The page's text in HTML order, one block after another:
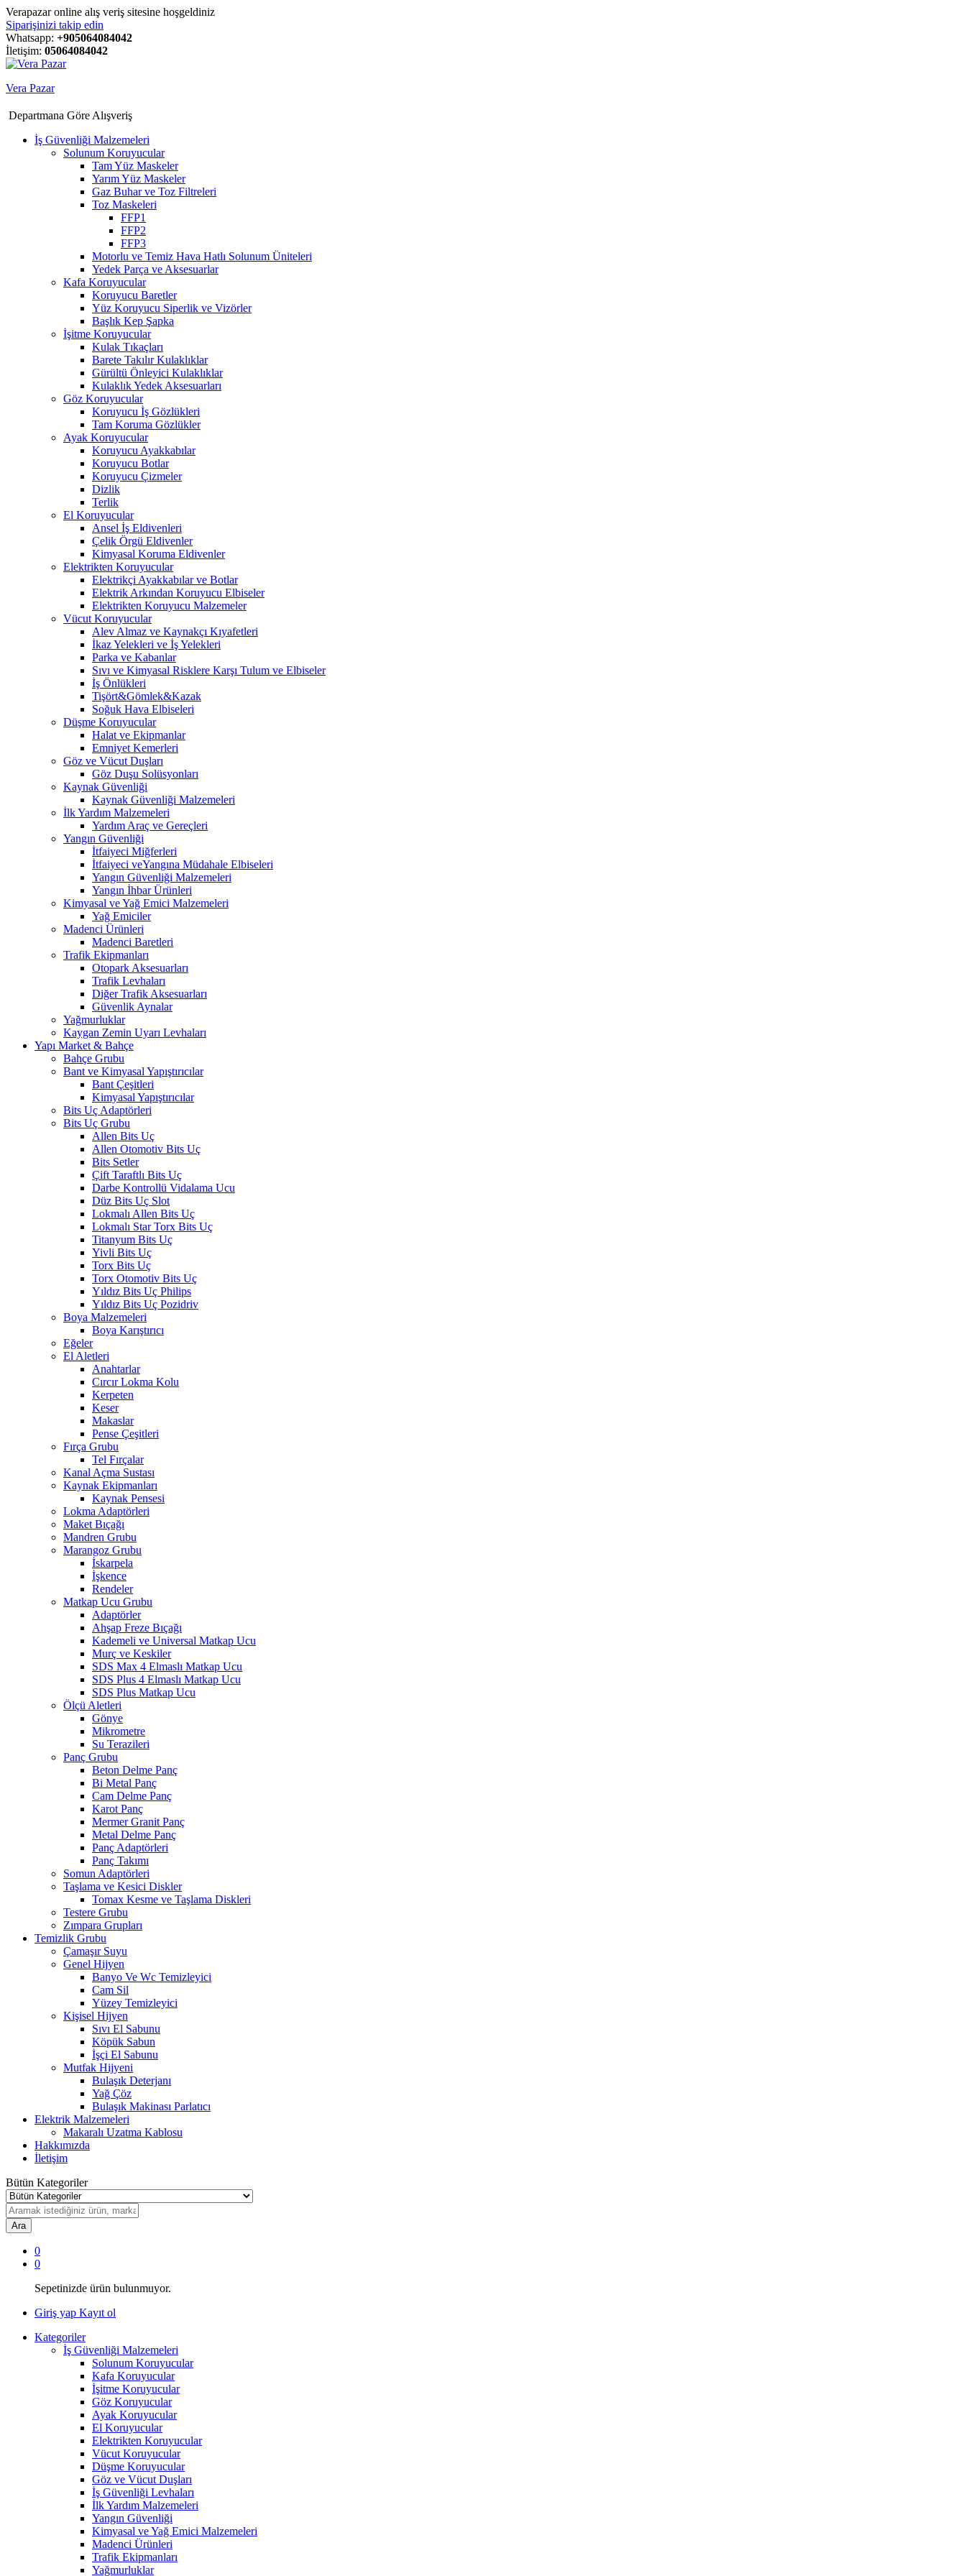
Verapazar online alış veriş sitesine hoşgeldiniz
Siparişinizi takip edin
Whatsapp: +905064084042
İletişim: 05064084042
Vera Pazar
Departmana Göre Alışveriş
İş Güvenliği Malzemeleri
Solunum Koruyucular
Tam Yüz Maskeler
Yarım Yüz Maskeler
Gaz Buhar ve Toz Filtreleri
Toz Maskeleri
FFP1
FFP2
FFP3
Motorlu ve Temiz Hava Hatlı Solunum Üniteleri
Yedek Parça ve Aksesuarlar
Kafa Koruyucular
Koruyucu Baretler
Yüz Koruyucu Siperlik ve Vizörler
Başlık Kep Şapka
İşitme Koruyucular
Kulak Tıkaçları
Barete Takılır Kulaklıklar
Gürültü Önleyici Kulaklıklar
Kulaklık Yedek Aksesuarları
Göz Koruyucular
Koruyucu İş Gözlükleri
Tam Koruma Gözlükler
Ayak Koruyucular
Koruyucu Ayakkabılar
Koruyucu Botlar
Koruyucu Çizmeler
Dizlik
Terlik
El Koruyucular
Ansel İş Eldivenleri
Çelik Örgü Eldivenler
Kimyasal Koruma Eldivenler
Elektrikten Koruyucular
Elektrikçi Ayakkabılar ve Botlar
Elektrik Arkından Koruyucu Elbiseler
Elektrikten Koruyucu Malzemeler
Vücut Koruyucular
Alev Almaz ve Kaynakçı Kıyafetleri
İkaz Yelekleri ve İş Yelekleri
Parka ve Kabanlar
Sıvı ve Kimyasal Risklere Karşı Tulum ve Elbiseler
İş Önlükleri
Tişört&Gömlek&Kazak
Soğuk Hava Elbiseleri
Düşme Koruyucular
Halat ve Ekipmanlar
Emniyet Kemerleri
Göz ve Vücut Duşları
Göz Duşu Solüsyonları
Kaynak Güvenliği
Kaynak Güvenliği Malzemeleri
İlk Yardım Malzemeleri
Yardım Araç ve Gereçleri
Yangın Güvenliği
İtfaiyeci Miğferleri
İtfaiyeci veYangına Müdahale Elbiseleri
Yangın Güvenliği Malzemeleri
Yangın İhbar Ürünleri
Kimyasal ve Yağ Emici Malzemeleri
Yağ Emiciler
Madenci Ürünleri
Madenci Baretleri
Trafik Ekipmanları
Otopark Aksesuarları
Trafik Levhaları
Diğer Trafik Aksesuarları
Güvenlik Aynalar
Yağmurluklar
Kaygan Zemin Uyarı Levhaları
Yapı Market & Bahçe
Bahçe Grubu
Bant ve Kimyasal Yapıştırıcılar
Bant Çeşitleri
Kimyasal Yapıştırıcılar
Bits Uç Adaptörleri
Bits Uç Grubu
Allen Bits Uç
Allen Otomotiv Bits Uç
Bits Setler
Çift Taraftlı Bits Uç
Darbe Kontrollü Vidalama Ucu
Düz Bits Uç Slot
Lokmalı Allen Bits Uç
Lokmalı Star Torx Bits Uç
Titanyum Bits Uç
Yivli Bits Uç
Torx Bits Uç
Torx Otomotiv Bits Uç
Yıldız Bits Uç Philips
Yıldız Bits Uç Pozidriv
Boya Malzemeleri
Boya Karıştırıcı
Eğeler
El Aletleri
Anahtarlar
Cırcır Lokma Kolu
Kerpeten
Keser
Makaslar
Pense Çeşitleri
Fırça Grubu
Tel Fırçalar
Kanal Açma Sustası
Kaynak Ekipmanları
Kaynak Pensesi
Lokma Adaptörleri
Maket Bıçağı
Mandren Grubu
Marangoz Grubu
İskarpela
İşkence
Rendeler
Matkap Ucu Grubu
Adaptörler
Ahşap Freze Bıçağı
Kademeli ve Universal Matkap Ucu
Murç ve Keskiler
SDS Max 4 Elmaslı Matkap Ucu
SDS Plus 4 Elmaslı Matkap Ucu
SDS Plus Matkap Ucu
Ölçü Aletleri
Gönye
Mikrometre
Su Terazileri
Panç Grubu
Beton Delme Panç
Bi Metal Panç
Cam Delme Panç
Karot Panç
Mermer Granit Panç
Metal Delme Panç
Panç Adaptörleri
Panç Takımı
Somun Adaptörleri
Taşlama ve Kesici Diskler
Tomax Kesme ve Taşlama Diskleri
Testere Grubu
Zımpara Grupları
Temizlik Grubu
Çamaşır Suyu
Genel Hijyen
Banyo Ve Wc Temizleyici
Cam Sil
Yüzey Temizleyici
Kişisel Hijyen
Sıvı El Sabunu
Köpük Sabun
İşçi El Sabunu
Mutfak Hijyeni
Bulaşık Deterjanı
Yağ Çöz
Bulaşık Makinası Parlatıcı
Elektrik Malzemeleri
Makaralı Uzatma Kablosu
Hakkımızda
İletişim
Bütün Kategoriler
Ara
0
0
Sepetinizde ürün bulunmuyor.
Giriş yap Kayıt ol
Kategoriler
İş Güvenliği Malzemeleri
Solunum Koruyucular
Kafa Koruyucular
İşitme Koruyucular
Göz Koruyucular
Ayak Koruyucular
El Koruyucular
Elektrikten Koruyucular
Vücut Koruyucular
Düşme Koruyucular
Göz ve Vücut Duşları
İş Güvenliği Levhaları
İlk Yardım Malzemeleri
Yangın Güvenliği
Kimyasal ve Yağ Emici Malzemeleri
Madenci Ürünleri
Trafik Ekipmanları
Yağmurluklar